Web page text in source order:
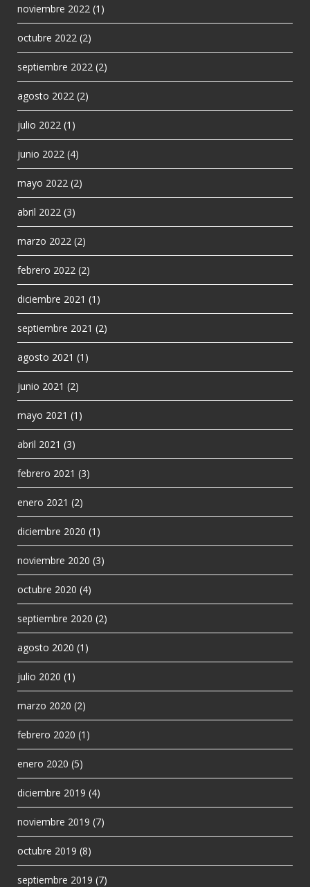
noviembre 2022 (1)
octubre 2022 (2)
septiembre 2022 (2)
agosto 2022 (2)
julio 2022 (1)
junio 2022 (4)
mayo 2022 (2)
abril 2022 (3)
marzo 2022 (2)
febrero 2022 (2)
diciembre 2021 (1)
septiembre 2021 (2)
agosto 2021 (1)
junio 2021 (2)
mayo 2021 (1)
abril 2021 (3)
febrero 2021 (3)
enero 2021 (2)
diciembre 2020 (1)
noviembre 2020 (3)
octubre 2020 (4)
septiembre 2020 (2)
agosto 2020 (1)
julio 2020 (1)
marzo 2020 (2)
febrero 2020 (1)
enero 2020 (5)
diciembre 2019 (4)
noviembre 2019 (7)
octubre 2019 (8)
septiembre 2019 (7)